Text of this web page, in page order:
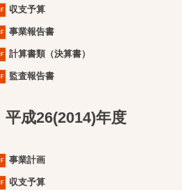
収支予算
事業報告書
計算書類（決算書）
監査報告書
平成26(2014)年度
事業計画
収支予算